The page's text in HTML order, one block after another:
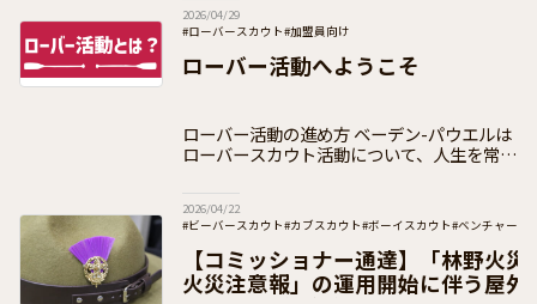
２３年度）から令和７年度（２０２５年度）
2026/04/29
#ローバースカウト#加盟員向け
ローバー活動へようこそ
ローバー活動の進め方 ベーデン-パウエルは
ローバースカウト活動について、人生を常に
いう表現を引用して、困難を乗り
2026/04/22
#ビーバースカウト#カブスカウト#ボーイスカウト#ベンチャース
#加盟員向け
【コミッショナー通達】「林野火
火災注意報」の運用開始に伴う屋外